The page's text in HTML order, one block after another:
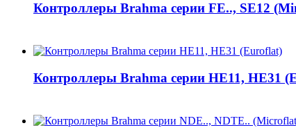
Контроллеры Brahma серии FE.., SE12
Контроллеры Brahma серии HE11, HE31